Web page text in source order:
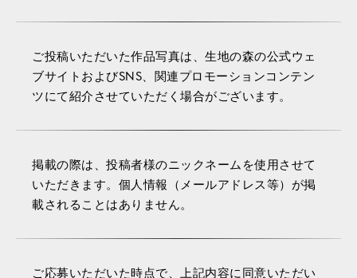
ご投稿いただいた作品写真は、生地の森の公式ウェ
ブサイトおよびSNS、関連プロモーションコンテン
ツにて紹介させていただく場合がございます。
掲載の際は、投稿者様のニックネームを使用させて
いただきます。個人情報（メールアドレス等）が掲
載されることはありません。
ご応募いただいた時点で、上記内容に同意いただい